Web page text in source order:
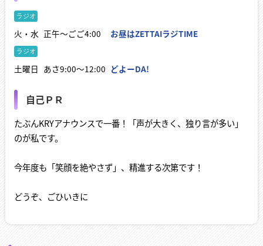
火・水 正午～ごご4:00 お昼はZETTAIラジTIME
土曜日 あさ9:00～12:00 どよーDA!
自己ＰＲ
たぶんKRYアナウンスで一番！「声が大きく、独り言が多い」
のが私です。
今年度も「笑顔を絶やさず」、精進する次第です！
どうぞ、ごひいきに